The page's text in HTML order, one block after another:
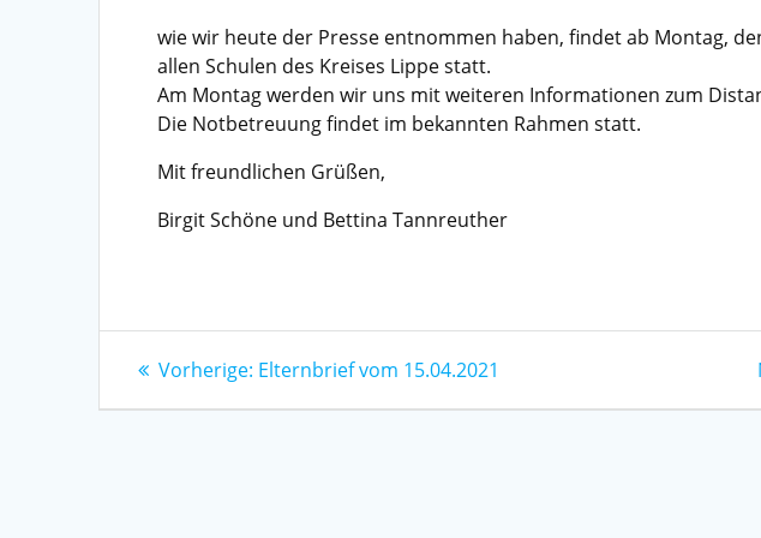
wie wir heute der Presse entnommen haben, findet ab Montag,
allen Schulen des Kreises Lippe statt.
Am Montag werden wir uns mit weiteren Informationen zum
Die Notbetreuung findet im bekannten Rahmen statt.
Mit freundlichen Grüßen,
Birgit Schöne und Bettina Tannreuther
Beitragsnavigation
Vorherige: Vorheriger
Elternbrief vom 15.04.2021